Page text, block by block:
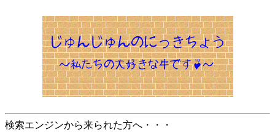
検索エンジンから来られた方へ・・・